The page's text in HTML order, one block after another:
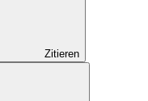
Zitieren